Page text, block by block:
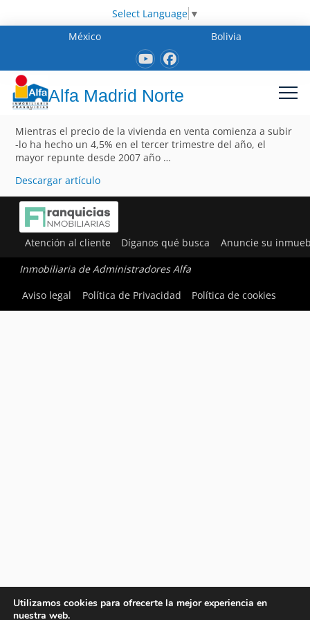
Select Language ▼
México
Bolivia
Alfa Madrid Norte
Mientras el precio de la vivienda en venta comienza a subir
-lo ha hecho un 4,5% en el tercer trimestre del año, el
mayor repunte desde 2007 año …
Descargar artículo
Atención al cliente Díganos qué busca Anuncie su
Inmobiliaria de Administradores Alfa
Aviso legal
Política de Privacidad Política de cookies
Utilizamos cookies para ofrecerte la mejor experiencia en
nuestra web.